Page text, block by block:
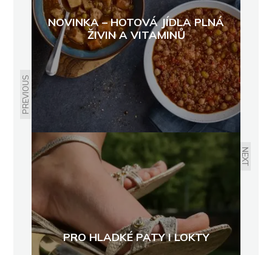
PREVIOUS
NOVINKA – HOTOVÁ JÍDLA PLNÁ
ŽIVIN A VITAMINŮ
NEXT
PRO HLADKÉ PATY I LOKTY